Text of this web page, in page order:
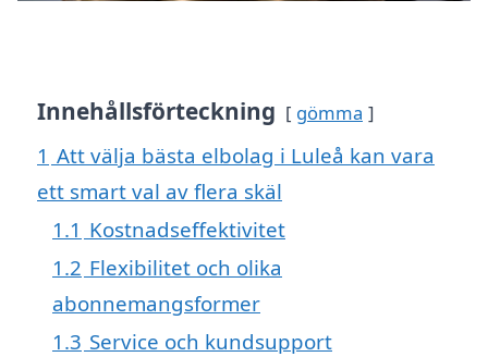
Innehållsförteckning gömma
1 Att välja bästa elbolag i Luleå kan vara
ett smart val av flera skäl
1.1 Kostnadseffektivitet
1.2 Flexibilitet och olika
abonnemangsformer
1.3 Service och kundsupport